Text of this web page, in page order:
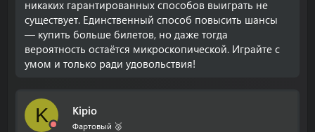
никаких гарантированных способов выиграть не
существует. Единственный способ повысить шансы
— купить больше билетов, но даже тогда
вероятность остаётся микроскопической. Играйте с
умом и только ради удовольствия!
K Kipio
Фартовый 🥈